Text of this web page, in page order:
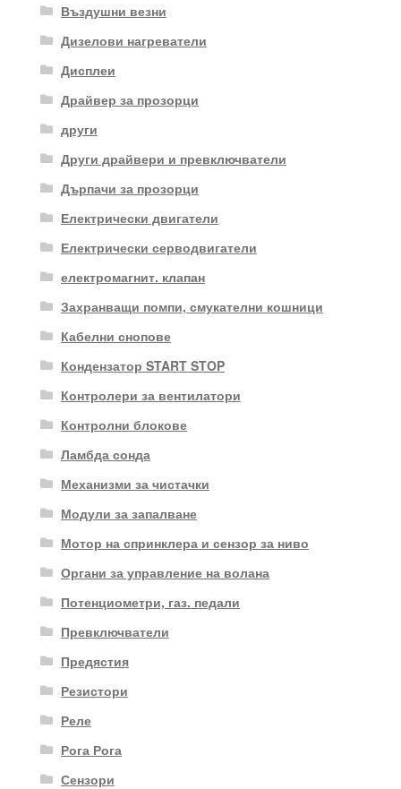
Въздушни везни
Дизелови нагреватели
Дисплеи
Драйвер за прозорци
други
Други драйвери и превключватели
Дърпачи за прозорци
Електрически двигатели
Електрически серводвигатели
електромагнит. клапан
Захранващи помпи, смукателни кошници
Кабелни снопове
Кондензатор START STOP
Контролери за вентилатори
Контролни блокове
Ламбда сонда
Механизми за чистачки
Модули за запалване
Мотор на спринклера и сензор за ниво
Органи за управление на волана
Потенциометри, газ. педали
Превключватели
Предястия
Резистори
Реле
Рога Рога
Сензори